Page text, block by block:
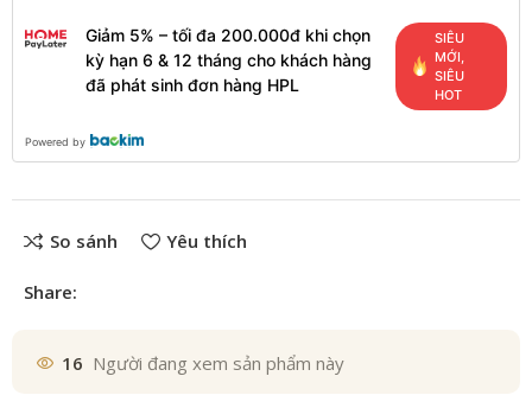
Giảm 5% – tối đa 200.000đ khi chọn
kỳ hạn 6 & 12 tháng cho khách hàng
đã phát sinh đơn hàng HPL
SIÊU
MỚI,
SIÊU
HOT
Powered by
So sánh Yêu thích
Share:
16 Người đang xem sản phẩm này